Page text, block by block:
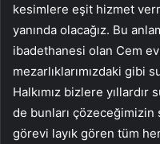
kesimlere eşit hizmet
yanında olacağız. Bu
ibadethanesi olan Cem
mezarlıklarımızdaki gibi
Halkımız bizlere yıllardır
de bunları
görevi layık gören tüm